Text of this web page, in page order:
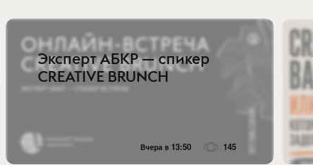
Эксперт АБКР — спикер
CREATIVE BRUNCH
Вчера в 13:50 145